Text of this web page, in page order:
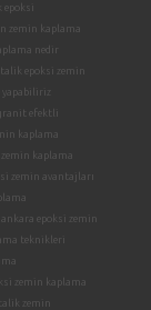
epoksi
zemin kaplama
nedir
epoksi zemin
efektli
kaplama
kaplama
zemin avantajları
ankara epoksi zemin
teknikleri
zemin kaplama
zemin